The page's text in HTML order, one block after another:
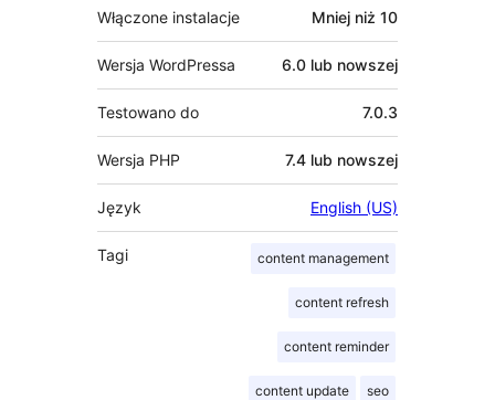
Włączone instalacje Mniej niż 10
Wersja WordPressa 6.0 lub nowszej
Testowano do 7.0.3
Wersja PHP 7.4 lub nowszej
Język English (US)
Tagi content management
content refresh
content reminder
content update seo